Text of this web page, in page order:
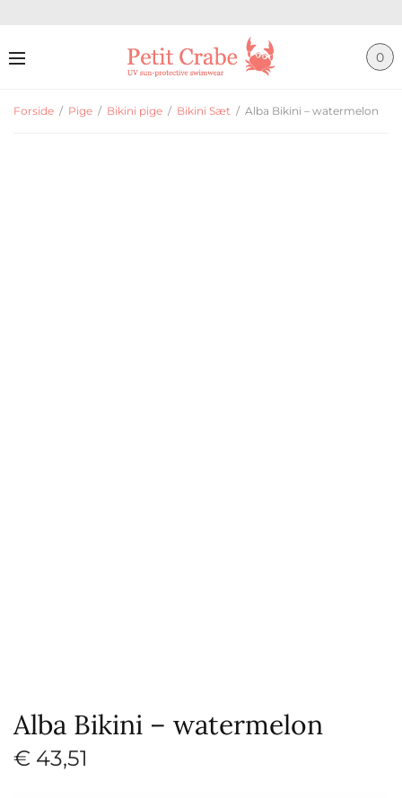
0
Forside / Pige / Bikini pige / Bikini Sæt / Alba Bikini – watermelon
Alba Bikini – watermelon
€ 43,51